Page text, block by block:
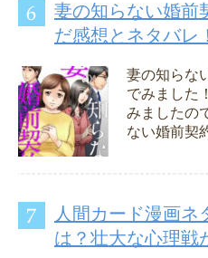
妻の知らない婚前
だ感想とネタバレ！
妻の知らな
でみました
みましたの
ない婚前契
人間カード漫画ネ
は？壮大な心理戦